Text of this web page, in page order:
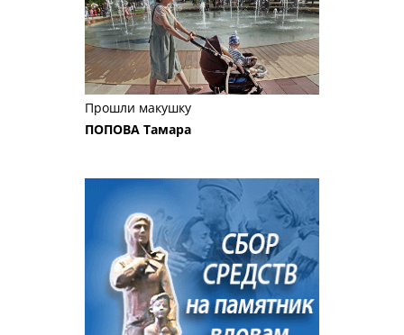
Прошли макушку
ПОПОВА Тамара